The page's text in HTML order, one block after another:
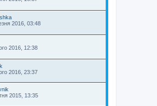
2016, 03:48
2016, 12:38
2016, 23:37
2015, 13:35